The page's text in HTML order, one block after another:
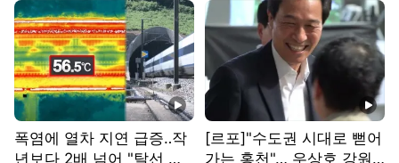
폭염에 열차 지연 급증‥작
년보다 2배 넘어 "탈선 위
[르포]"수도권 시대로 뻗어
가는 홍천"… 우상호 강원